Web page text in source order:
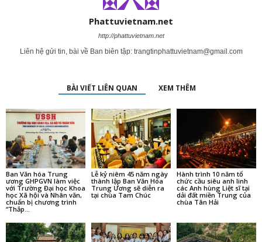
Phattuvietnam.net
http://phattuvietnam.net
Liên hệ gửi tin, bài về Ban biên tập: trangtinphattuvietnam@gmail.com
BÀI VIẾT LIÊN QUAN XEM THÊM
Ban Văn hóa Trung
ương GHPGVN làm việc
với Trường Đại học Khoa
học Xã hội và Nhân văn,
chuẩn bị chương trình
“Thắp...
Lễ kỷ niêm 45 năm ngày
thành lập Ban Văn Hóa
Trung Ương sẽ diễn ra
tại chùa Tam Chúc
Hành trình 10 năm tổ
chức cầu siêu anh linh
các Anh hùng Liệt sĩ tại
dải đất miền Trung của
chùa Tân Hải